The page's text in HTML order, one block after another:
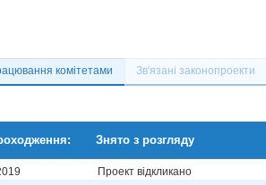
комітетами Зв'язані законопроекти
Знято з розгляду
Проект відкликано